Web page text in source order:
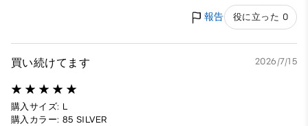
報告 役に立った 0
買い続けてます 2026/7/15
購入サイズ: L
購入カラー: 85 SILVER